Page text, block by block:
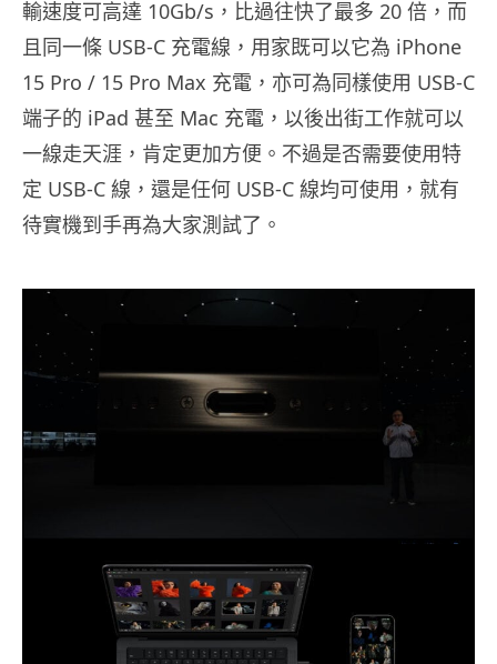
輸速度可高達 10Gb/s，比過往快了最多 20 倍，而
且同一條 USB-C 充電線，用家既可以它為 iPhone
15 Pro / 15 Pro Max 充電，亦可為同樣使用 USB-C
端子的 iPad 甚至 Mac 充電，以後出街工作就可以
一線走天涯，肯定更加方便。不過是否需要使用特
定 USB-C 線，還是任何 USB-C 線均可使用，就有
待實機到手再為大家測試了。